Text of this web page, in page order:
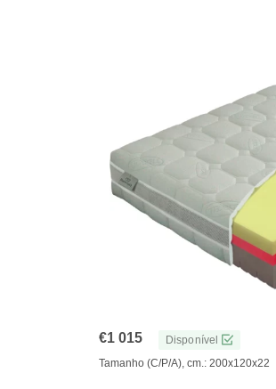
€1 015
Disponível
Tamanho (C/P/A), cm.: 200x120x22